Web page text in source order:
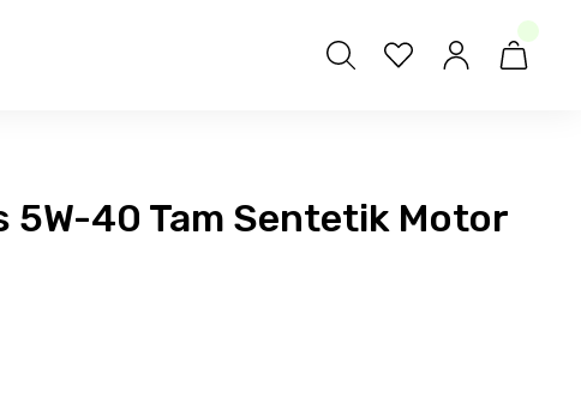
5W-40 Tam Sentetik Motor